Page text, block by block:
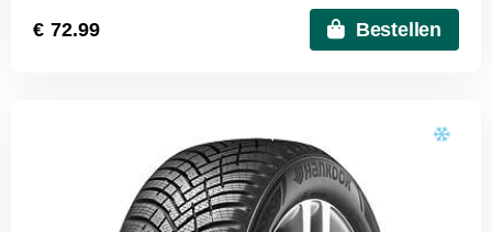
€ 72.99 Bestellen